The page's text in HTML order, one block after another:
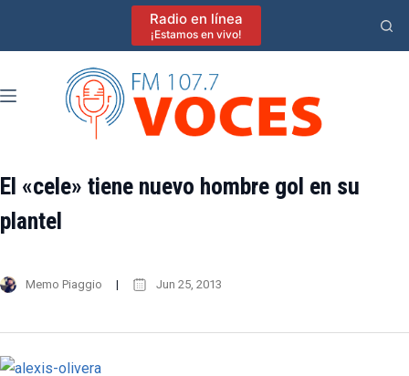
Radio en línea
¡Estamos en vivo!
El «cele» tiene nuevo hombre gol en su
plantel
Memo Piaggio Jun 25, 2013